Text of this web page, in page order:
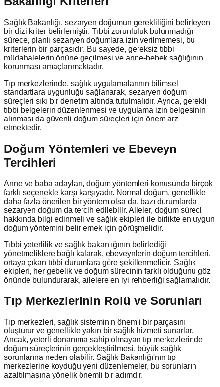
Sağlık Bakanlığı, sezaryen doğumun gerekliliğini belirleyen
bir dizi kriter belirlemiştir. Tıbbi zorunluluk bulunmadığı
sürece, planlı sezaryen doğumlara izin verilmemesi, bu
kriterlerin bir parçasıdır. Bu sayede, gereksiz tıbbi
müdahalelerin önüne geçilmesi ve anne-bebek sağlığının
korunması amaçlanmaktadır.
Tıp merkezlerinde, sağlık uygulamalarının bilimsel
standartlara uygunluğu sağlanarak, sezaryen doğum
süreçleri sıkı bir denetim altında tutulmalıdır. Ayrıca, gerekli
tıbbi belgelerin düzenlenmesi ve uygulama izin belgesinin
alınması da güvenli doğum süreçleri için önem arz
etmektedir.
Doğum Yöntemleri ve Ebeveyn
Tercihleri
Anne ve baba adayları, doğum yöntemleri konusunda birçok
farklı seçenekle karşı karşıyadır. Normal doğum, genellikle
daha fazla önerilen bir yöntem olsa da, bazı durumlarda
sezaryen doğum da tercih edilebilir. Aileler, doğum süreci
hakkında bilgi edinmeli ve sağlık ekipleri ile birlikte en uygun
doğum yöntemini belirlemek için görüşmelidir.
Tıbbi yeterlilik ve sağlık bakanlığının belirlediği
yönetmeliklere bağlı kalarak, ebeveynlerin doğum tercihleri,
ortaya çıkan tıbbi durumlara göre şekillenmelidir. Sağlık
ekipleri, her gebelik ve doğum sürecinin farklı olduğunu göz
önünde bulundurarak, ailelere en iyi rehberliği sağlamalıdır.
Tıp Merkezlerinin Rolü ve Sorunları
Tıp merkezleri, sağlık sisteminin önemli bir parçasını
oluşturur ve genellikle yakın bir sağlık hizmeti sunarlar.
Ancak, yeterli donanıma sahip olmayan tıp merkezlerinde
doğum süreçlerinin gerçekleştirilmesi, büyük sağlık
sorunlarına neden olabilir. Sağlık Bakanlığı'nın tıp
merkezlerine koyduğu yeni düzenlemeler, bu sorunların
azaltılmasına yönelik önemli bir adımdır.